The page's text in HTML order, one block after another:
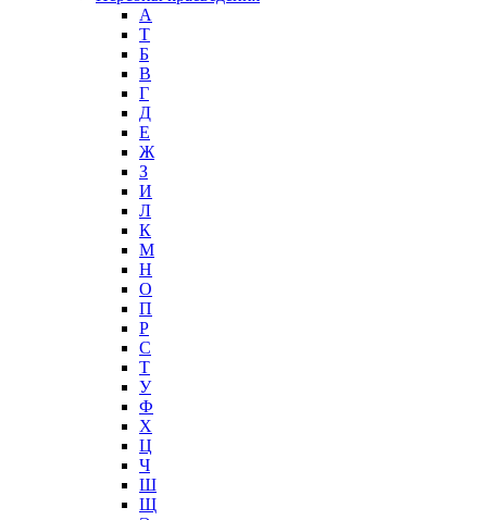
А
T
Б
В
Г
Д
Е
Ж
З
И
Л
К
М
Н
О
П
Р
С
Т
У
Ф
Х
Ц
Ч
Ш
Щ